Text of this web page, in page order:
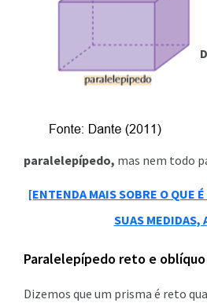
paralelepípedo, mas nem todo
[ENTENDA MAIS SOBRE O QUE
SUAS MEDIDAS,
Paralelepípedo reto e oblíquo
Dizemos que um prisma é reto